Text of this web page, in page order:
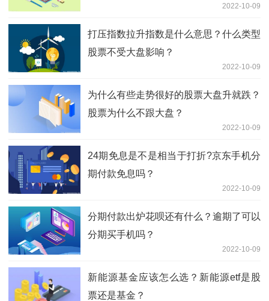
2022-10-09
打压指数拉升指数是什么意思？什么类型
股票不受大盘影响？
2022-10-09
为什么有些走势很好的股票大盘升就跌？
股票为什么不跟大盘？
2022-10-09
24期免息是不是相当于打折?京东手机分
期付款免息吗？
2022-10-09
分期付款出炉花呗还有什么？逾期了可以
分期买手机吗？
2022-10-09
新能源基金应该怎么选？新能源etf是股
票还是基金？